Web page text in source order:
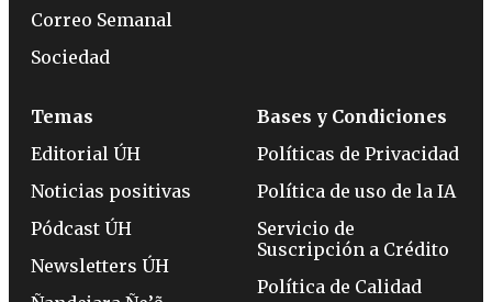
Correo Semanal
Sociedad
Temas
Editorial ÚH
Noticias positivas
Pódcast ÚH
Newsletters ÚH
Bases y Condiciones
Políticas de Privacidad
Política de uso de la IA
Servicio de
Suscripción a Crédito
Política de Calidad